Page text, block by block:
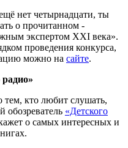
нет четырнадцати, ты
о прочитанном -
экспертом XXI века».
проведения конкурса,
можно на сайте.
тем, кто любит слушать,
«Детского
о самых интересных и